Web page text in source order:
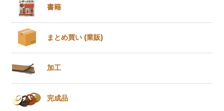
書籍
まとめ買い (業販)
加工
完成品